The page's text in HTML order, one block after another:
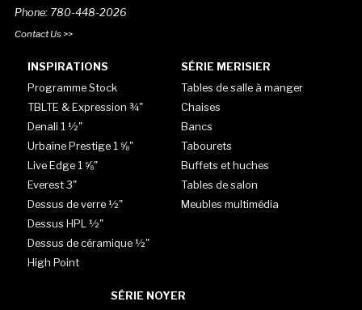
Phone: 780-448-2026
Contact Us >>
INSPIRATIONS
Programme Stock
TBLTE & Expression ¾"
Denali 1 ½"
Urbaine Prestige 1 ⅝"
Live Edge 1 ⅝"
Everest 3"
Dessus de verre ½"
Dessus HPL ½"
Dessus de céramique ½"
High Point
SÉRIE MERISIER
Tables de salle à manger
Chaises
Bancs
Tabourets
Buffets et huches
Tables de salon
Meubles multimédia
SÉRIE NOYER